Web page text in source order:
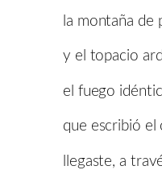
la montaña de
y el topacio
el fuego
que escribió el
llegaste, a